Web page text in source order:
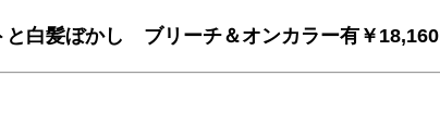
と白髪ぼかし ブリーチ＆オンカラー有￥18,160